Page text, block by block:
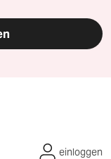
einloggen